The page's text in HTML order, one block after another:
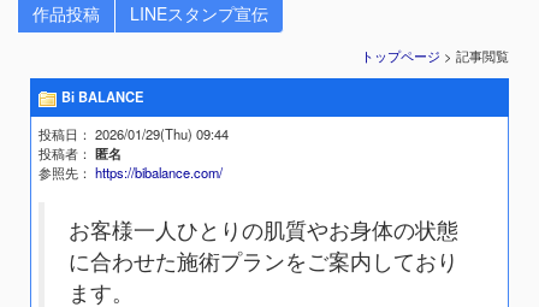
作品投稿
LINEスタンプ宣伝
トップページ > 記事閲覧
Bi BALANCE
投稿日 ： 2026/01/29(Thu) 09:44
投稿者 ：匿名
参照先 ：https://bibalance.com/
お客様一人ひとりの肌質やお身体の状態
に合わせた施術プランをご案内しており
ます。